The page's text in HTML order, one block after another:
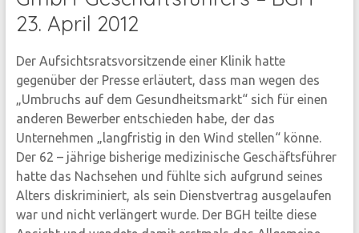
23. April 2012
Der Aufsichtsratsvorsitzende einer Klinik hatte
gegenüber der Presse erläutert, dass man wegen des
„Umbruchs auf dem Gesundheitsmarkt“ sich für einen
anderen Bewerber entschieden habe, der das
Unternehmen „langfristig in den Wind stellen“ könne.
Der 62 – jährige bisherige medizinische Geschäftsführer
hatte das Nachsehen und fühlte sich aufgrund seines
Alters diskriminiert, als sein Dienstvertrag ausgelaufen
war und nicht verlängert wurde. Der BGH teilte diese